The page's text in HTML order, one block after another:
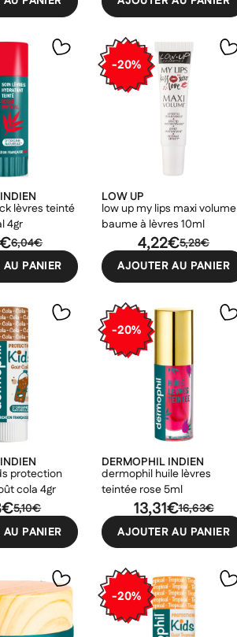
lèvres teinté
4gr
6,04€
PANIER
-20%
LOW UP
low up my lips maxi volume
baume à lèvres 10ml
5,28€
4,22€
AJOUTER AU PANIER
protection
cola 4gr
5,10€
PANIER
-20%
DERMOPHIL INDIEN
dermophil huile lèvres
teintée rose 5ml
16,63€
13,31€
AJOUTER AU PANIER
-20%
×
×××